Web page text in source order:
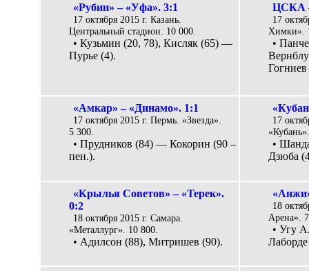
«Рубин» – «Уфа». 3:1
17 октября 2015 г. Казань.
Центральный стадион. 10 000.
• Кузьмин (20, 78), Кисляк (65) —
Пурье (4).
ЦСКА
17
Химки».
•
«Амкар» – «Динамо». 1:1
17 октября 2015 г. Пермь. «Звезда».
5 300.
• Прудников (84) — Кокорин (90 –
пен.).
17
•
Дзюба
«Крылья Советов» – «Терек».
0:2
18 октября 2015 г. Самара.
«Металлург». 10 800.
• Адилсон (88), Митришев (90).
18
Арена».
• Угу